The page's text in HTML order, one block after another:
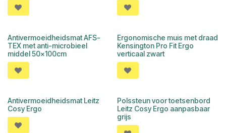
Antivermoeidheidsmat AFS-
TEX met anti-microbieel
middel 50x100cm
Ergonomische muis met draad
Kensington Pro Fit Ergo
verticaal zwart
Antivermoeidheidsmat Leitz
Cosy Ergo
Polssteun voor toetsenbord
Leitz Cosy Ergo aanpasbaar
grijs